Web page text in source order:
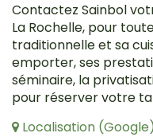
Contactez Sainbol
La Rochelle, pour
traditionnelle et sa
emporter, ses
séminaire, la
pour réserver votre
Localisation